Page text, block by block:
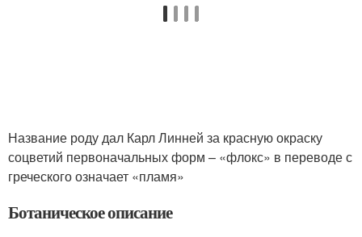
Название роду дал Карл Линней за красную окраску
соцветий первоначальных форм – «флокс» в переводе с
греческого означает «пламя»
Ботаническое описание